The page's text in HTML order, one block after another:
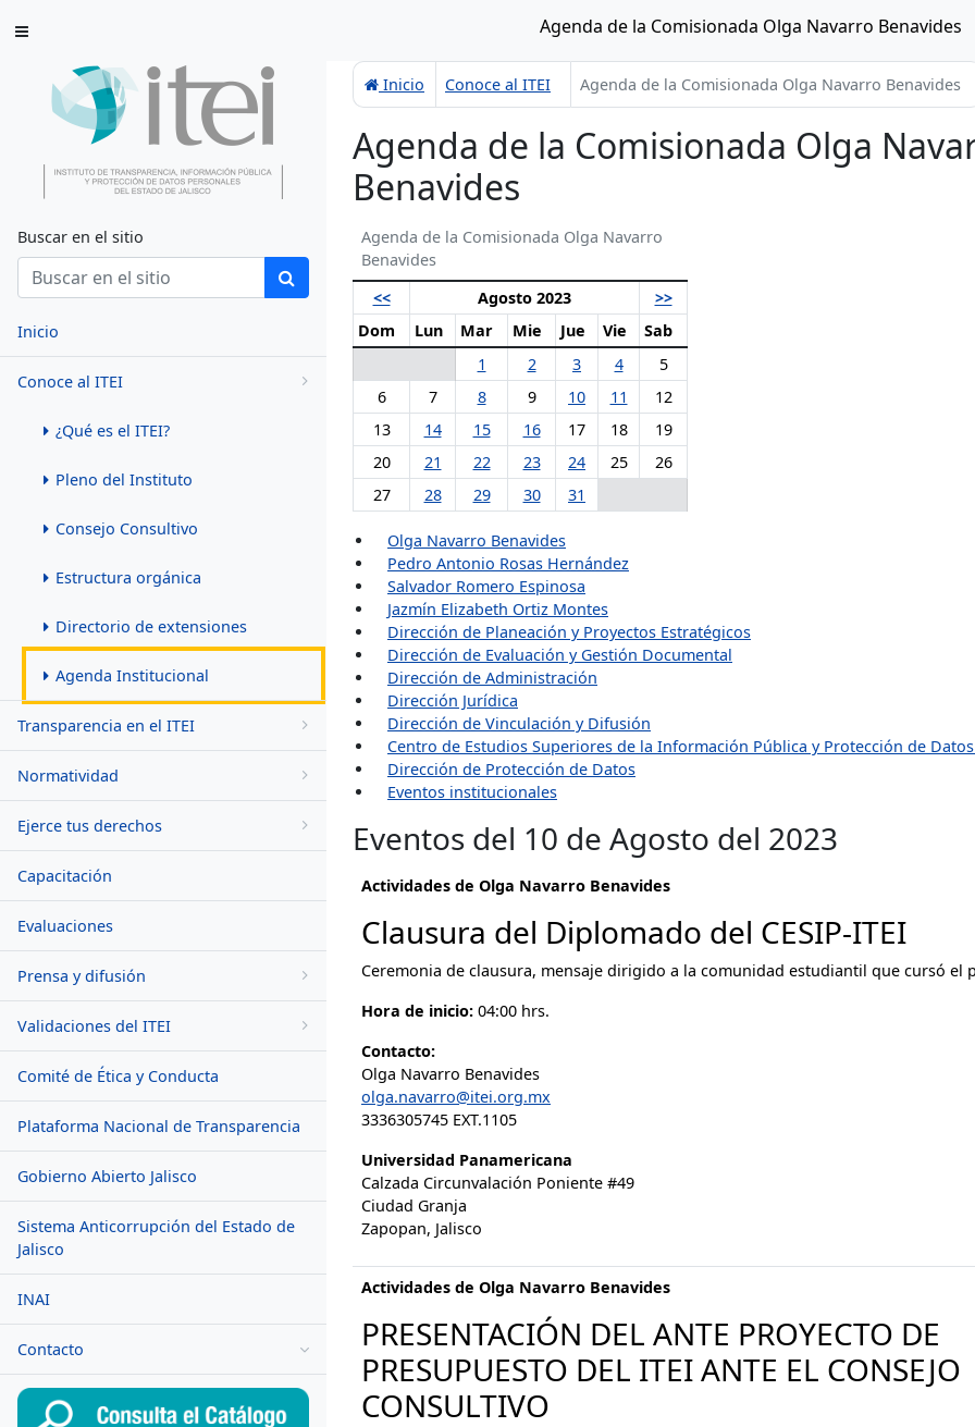
Agenda de la Comisionada Olga Navarro Benavides
Saltar al contenido
Buscar en el sitio
Inicio
Conoce al ITEI
¿Qué es el ITEI?
Pleno del Instituto
Consejo Consultivo
Estructura orgánica
Directorio de extensiones
Agenda Institucional
Transparencia en el ITEI
Normatividad
Ejerce tus derechos
Capacitación
Evaluaciones
Prensa y difusión
Validaciones del ITEI
Comité de Ética y Conducta
Plataforma Nacional de Transparencia
Gobierno Abierto Jalisco
Sistema Anticorrupción del Estado de
Jalisco
INAI
Contacto
Inicio Conoce al ITEI Agenda de la Comisionada Olga Navarro Benavides
Agenda de la Comisionada Olga
Benavides
Agenda de la Comisionada Olga Navarro
Benavides
<<
Agosto 2023
>>
Dom
Lun Mar Mie Jue Vie
Sab
1
2 3 4
5
6
7 8 9 10 11
12
13
14 15 16 17 18
19
20
21 22 23 24 25
26
27
28 29 30 31
Olga Navarro Benavides
Pedro Antonio Rosas Hernández
Salvador Romero Espinosa
Jazmín Elizabeth Ortiz Montes
Dirección de Planeación y Proyectos Estratégicos
Dirección de Evaluación y Gestión Documental
Dirección de Administración
Dirección Jurídica
Dirección de Vinculación y Difusión
Centro de Estudios Superiores de la Información Pública y Protección de
Dirección de Protección de Datos
Eventos institucionales
Eventos del 10 de Agosto del 2023
Actividades de Olga Navarro Benavides
Clausura del Diplomado del CESIP-ITEI
Ceremonia de clausura, mensaje dirigido a la comunidad estudiantil que cursó el
Hora de inicio: 04:00 hrs.
Contacto:
Olga Navarro Benavides
olga.navarro@itei.org.mx
3336305745 EXT.1105
Universidad Panamericana
Calzada Circunvalación Poniente #49
Ciudad Granja
Zapopan, Jalisco
Actividades de Olga Navarro Benavides
PRESENTACIÓN DEL ANTE PROYECTO DE
PRESUPUESTO DEL ITEI ANTE EL CONSEJO
CONSULTIVO